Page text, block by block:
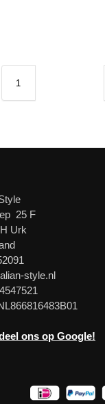
25 F
Urk
style.nl
ons op Google!